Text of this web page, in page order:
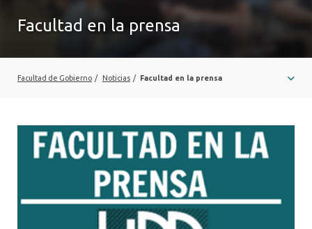
Facultad en la prensa
Facultad de Gobierno / Noticias / Facultad en la prensa